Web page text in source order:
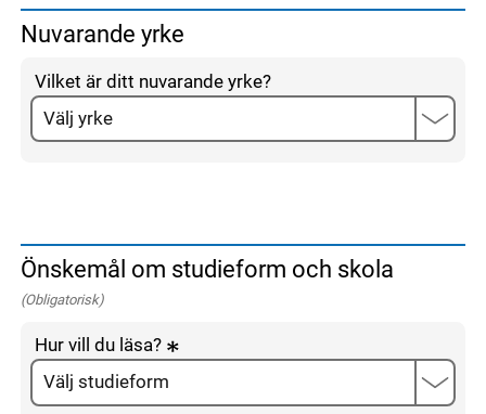
Nuvarande yrke
Vilket är ditt nuvarande yrke?
Önskemål om studieform och skola
(Obligatorisk)
Hur vill du läsa?